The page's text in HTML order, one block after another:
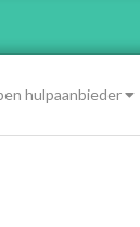
hulpaanbieder